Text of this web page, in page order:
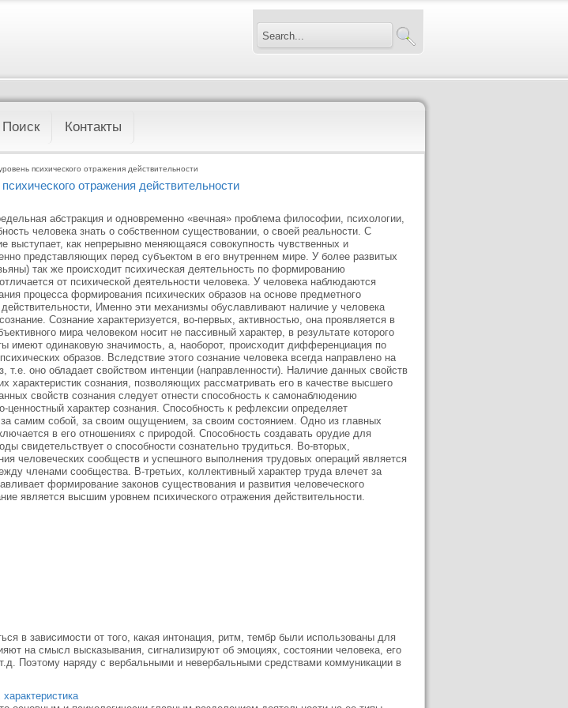
Поиск Контакты
психического отражения действительности
отражения действительности
абстракция и одновременно «вечная» проблема философии, психологии,
человека знать о собственном существовании, о своей реальности. С
выступает, как непрерывно меняющаяся совокупность чувственных и
представляющих перед субъектом в его внутреннем мире. У более развитых
так же происходит психическая деятельность по формированию
от психической деятельности человека. У человека наблюдаются
процесса формирования психических образов на основе предметного
Именно эти механизмы обуславливают наличие у человека
Сознание характеризуется, во-первых, активностью, она проявляется в
мира человеком носит не пассивный характер, в результате которого
имеют одинаковую значимость, а, наоборот, происходит дифференциация по
образов. Вследствие этого сознание человека всегда направлено на
т.е. оно обладает свойством интенции (направленности). Наличие данных свойств
характеристик сознания, позволяющих рассматривать его в качестве высшего
свойств сознания следует отнести способность к самонаблюдению
ценностный характер сознания. Способность к рефлексии определяет
самим собой, за своим ощущением, за своим состоянием. Одно из главных
в его отношениях с природой. Способность создавать орудие для
свидетельствует о способности сознательно трудиться. Во-вторых,
человеческих сообществ и успешного выполнения трудовых операций является
членами сообщества. В-третьих, коллективный характер труда влечет за
формирование законов существования и развития человеческого
является высшим уровнем психического отражения действительности.
в зависимости от того, какая интонация, ритм, тембр были использованы для
на смысл высказывания, сигнализируют об эмоциях, состоянии человека, его
Поэтому наряду с вербальными и невербальными сред­ствами коммуникации в